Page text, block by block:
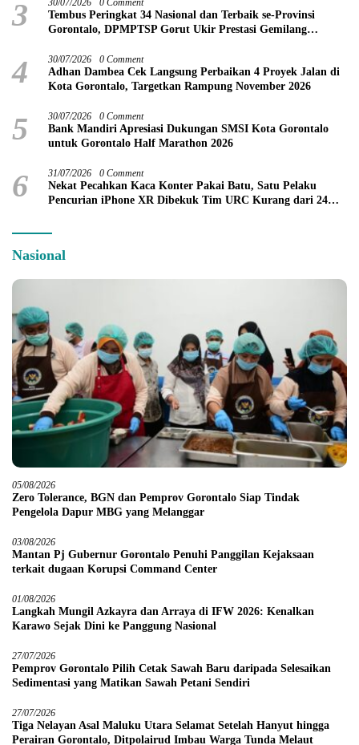
3 30/07/2026 0 Comment
Tembus Peringkat 34 Nasional dan Terbaik se-Provinsi
Gorontalo, DPMPTSP Gorut Ukir Prestasi Gemilang
4 30/07/2026 0 Comment
Adhan Dambea Cek Langsung Perbaikan 4 Proyek Jalan di
Kota Gorontalo, Targetkan Rampung November 2026
5 30/07/2026 0 Comment
Bank Mandiri Apresiasi Dukungan SMSI Kota Gorontalo
untuk Gorontalo Half Marathon 2026
6 31/07/2026 0 Comment
Nekat Pecahkan Kaca Konter Pakai Batu, Satu Pelaku
Pencurian iPhone XR Dibekuk Tim URC Kurang dari 24
Nasional
05/08/2026
Zero Tolerance, BGN dan Pemprov Gorontalo Siap Tindak
Pengelola Dapur MBG yang Melanggar
03/08/2026
Mantan Pj Gubernur Gorontalo Penuhi Panggilan Kejaksaan
terkait dugaan Korupsi Command Center
01/08/2026
Langkah Mungil Azkayra dan Arraya di IFW 2026: Kenalkan
Karawo Sejak Dini ke Panggung Nasional
27/07/2026
Pemprov Gorontalo Pilih Cetak Sawah Baru daripada Selesaikan
Sedimentasi yang Matikan Sawah Petani Sendiri
27/07/2026
Tiga Nelayan Asal Maluku Utara Selamat Setelah Hanyut hingga
Perairan Gorontalo, Ditpolairud Imbau Warga Tunda Melaut